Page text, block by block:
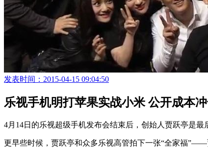
发表时间：2015-04-15 09:04:50
乐视手机明打苹果实战小米 公开成本
4月14日的乐视超级手机发布会结束后，创始人贾跃亭是
更早些时候，贾跃亭和众多乐视高管拍下一张“全家福